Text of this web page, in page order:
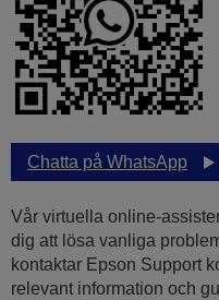
Chatta på WhatsApp
Vår virtuella online-
dig att lösa vanliga
kontaktar Epson Support
relevant information och